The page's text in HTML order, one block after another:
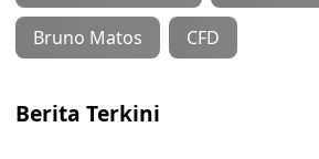
Bruno Matos CFD
Berita Terkini